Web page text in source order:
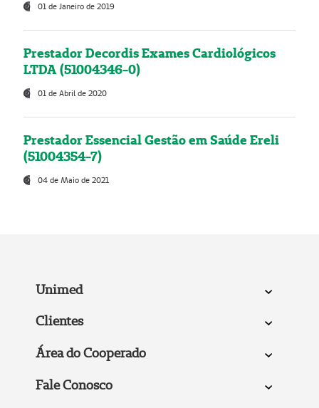
01 de Janeiro de 2019
Prestador Decordis Exames Cardiológicos
LTDA (51004346-0)
01 de Abril de 2020
Prestador Essencial Gestão em Saúde Ereli
(51004354-7)
04 de Maio de 2021
Unimed
Clientes
Área do Cooperado
Fale Conosco